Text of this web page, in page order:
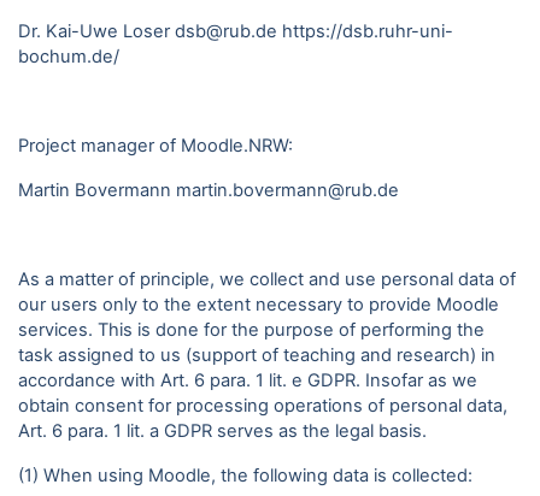
Dr. Kai-Uwe Loser dsb@rub.de https://dsb.ruhr-uni-
bochum.de/
Project manager of Moodle.NRW:
Martin Bovermann martin.bovermann@rub.de
As a matter of principle, we collect and use personal data of
our users only to the extent necessary to provide Moodle
services. This is done for the purpose of performing the
task assigned to us (support of teaching and research) in
accordance with Art. 6 para. 1 lit. e GDPR. Insofar as we
obtain consent for processing operations of personal data,
Art. 6 para. 1 lit. a GDPR serves as the legal basis.
(1) When using Moodle, the following data is collected: